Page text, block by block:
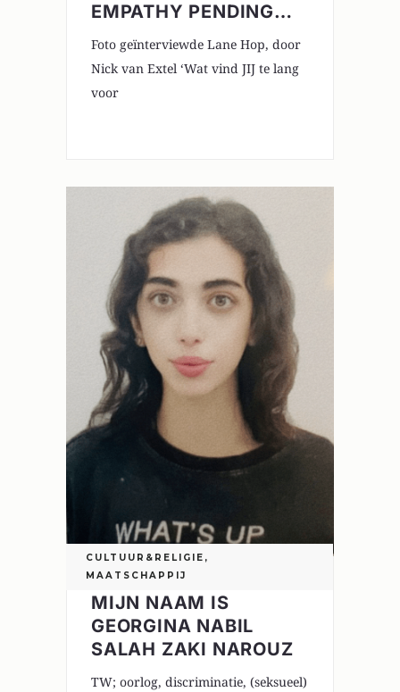
EMPATHY PENDING…
Foto geïnterviewde Lane Hop, door
Nick van Extel ‘Wat vind JIJ te lang
voor
CULTUUR&RELIGIE ,
MAATSCHAPPIJ
MIJN NAAM IS
GEORGINA NABIL
SALAH ZAKI NAROUZ
TW; oorlog, discriminatie, (seksueel)